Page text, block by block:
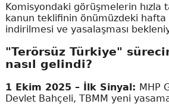
Komisyondaki görüşmelerin hızla
kanun teklifinin önümüzdeki hafta
indirilmesi ve yasalaşması
"Terörsüz Türkiye"
nasıl gelindi?
1 Ekim 2025 – İlk Sinyal: MHP
Devlet Bahçeli, TBMM yeni yasama